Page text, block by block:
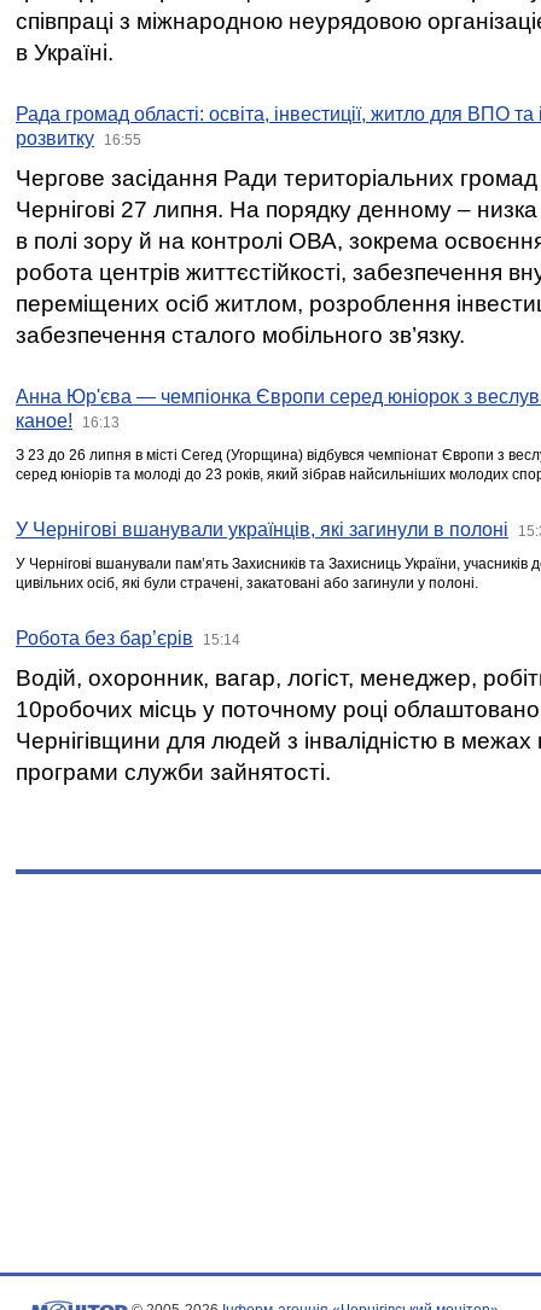
співпраці з міжнародною неурядовою
в Україні.
Рада громад області: освіта, інвестиції, житло для ВПО
розвитку
16:55
Чергове засідання Ради територіальних громад
Чернігові 27 липня. На порядку денному –
в полі зору й на контролі ОВА, зокрема освоєння
робота центрів життєстійкості, забезпечення
переміщених осіб житлом, розроблення
забезпечення сталого мобільного зв’язку.
Анна Юр'єва — чемпіонка Європи серед юніорок з
каное!
16:13
З 23 до 26 липня в місті Сегед (Угорщина) відбувся чемпіонат Європи з
серед юніорів та молоді до 23 років, який зібрав найсильніших молодих
У Чернігові вшанували українців, які загинули в полоні
У Чернігові вшанували пам’ять Захисників та Захисниць України,
цивільних осіб, які були страчені, закатовані або загинули у полоні.
Робота без бар’єрів 15:14
Водій, охоронник, вагар, логіст, менеджер,
10робочих місць у поточному році
Чернігівщини для людей з інвалідністю в межах
програми служби зайнятості.